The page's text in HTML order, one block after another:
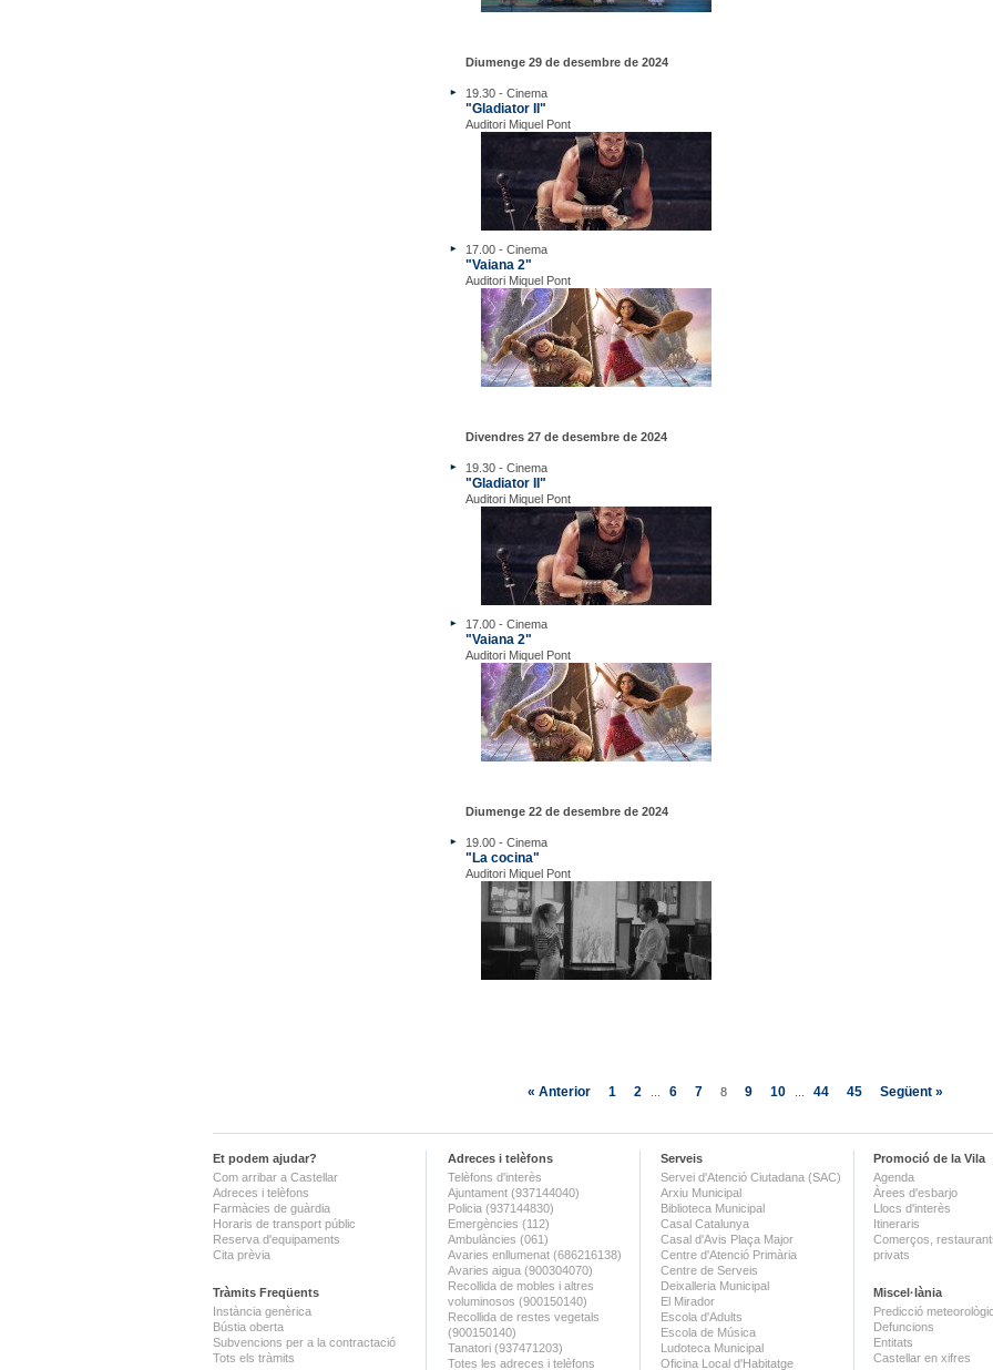
Diumenge 29 de desembre de 2024
19.30 - Cinema
"Gladiator II"
Auditori Miquel Pont
17.00 - Cinema
"Vaiana 2"
Auditori Miquel Pont
Divendres 27 de desembre de 2024
19.30 - Cinema
"Gladiator II"
Auditori Miquel Pont
17.00 - Cinema
"Vaiana 2"
Auditori Miquel Pont
Diumenge 22 de desembre de 2024
19.00 - Cinema
"La cocina"
Auditori Miquel Pont
« Anterior 1 2 6 7 8 9 10 44 45 Següent »
Et podem ajudar?
Com arribar a Castellar
Adreces i telèfons
Farmàcies de guàrdia
Horaris de transport públic
Reserva d'equipaments
Cita prèvia
Tràmits Freqüents
Instància genèrica
Bústia oberta
Subvencions per a la contractació
Tots els tràmits
Adreces i telèfons
Telèfons d'interès
Ajuntament (937144040)
Policia (937144830)
Emergències (112)
Ambulàncies (061)
Avaries enllumenat (686216138)
Avaries aigua (900304070)
Recollida de mobles i altres
voluminosos (900150140)
Recollida de restes vegetals
(900150140)
Tanatori (937471203)
Totes les adreces i telèfons
Serveis
Servei d'Atenció Ciutadana (SAC)
Arxiu Municipal
Biblioteca Municipal
Casal Catalunya
Casal d'Avis Plaça Major
Centre d'Atenció Primària
Centre de Serveis
Deixalleria Municipal
El Mirador
Escola d'Adults
Escola de Música
Ludoteca Municipal
Oficina Local d'Habitatge
Promoció de la Vila
Agenda
Àrees d'esbarjo
Llocs d'interès
Itineraris
Comerços,
privats
Miscel·lània
Predicció
Defuncions
Entitats
Castellar en xifres